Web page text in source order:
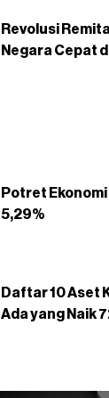
Revolusi
Negara Cepat
Potret
5,29%
Daftar 10 Aset
Ada yang Naik